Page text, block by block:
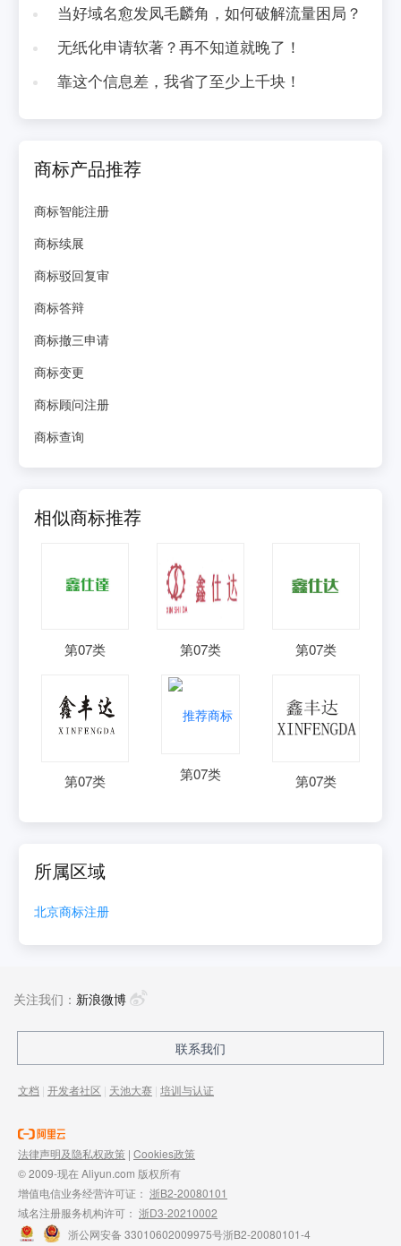
当好域名愈发凤毛麟角，如何破解流量困局？
无纸化申请软著？再不知道就晚了！
靠这个信息差，我省了至少上千块！
商标产品推荐
商标智能注册
商标续展
商标驳回复审
商标答辩
商标撤三申请
商标变更
商标顾问注册
商标查询
相似商标推荐
第07类 第07类 第07类
第07类 第07类 第07类
所属区域
北京商标注册